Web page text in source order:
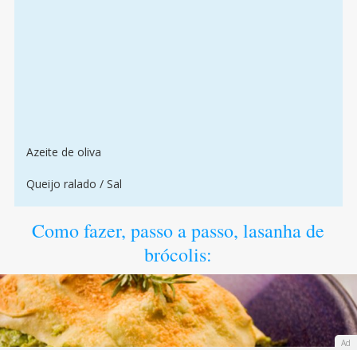
Azeite de oliva
Queijo ralado / Sal
Como fazer, passo a passo, lasanha de
brócolis:
Ad